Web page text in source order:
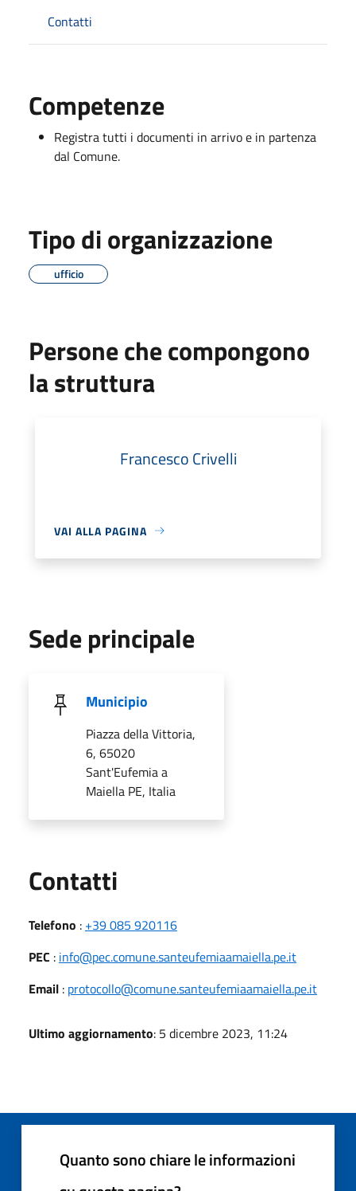
Contatti
Competenze
Registra tutti i documenti in arrivo e in partenza
dal Comune.
Tipo di organizzazione
ufficio
Persone che compongono
la struttura
Francesco Crivelli
VAI ALLA PAGINA
Sede principale
Municipio
Piazza della Vittoria,
6, 65020
Sant'Eufemia a
Maiella PE, Italia
Contatti
Telefono : +39 085 920116
PEC : info@pec.comune.santeufemiaamaiella.pe.it
Email : protocollo@comune.santeufemiaamaiella.pe.it
Ultimo aggiornamento: 5 dicembre 2023, 11:24
Quanto sono chiare le informazioni